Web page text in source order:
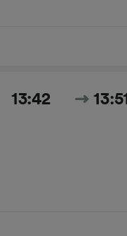
13:42 13:51